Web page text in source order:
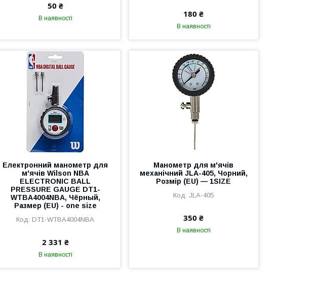
50 ₴
В наявності 180 ₴
В наявності
Електронний манометр для
м'ячів Wilson NBA
ELECTRONIC BALL
PRESSURE GAUGE DT1-
WTBA4004NBA, Чёрный,
Размер (EU) - one size
DT1-WTBA4004NBA
2 331 ₴
В наявності
Манометр для м'ячів
механічний JLA-405, Чорний,
Розмір (EU) — 1SIZE
JLA-405
350 ₴
В наявності